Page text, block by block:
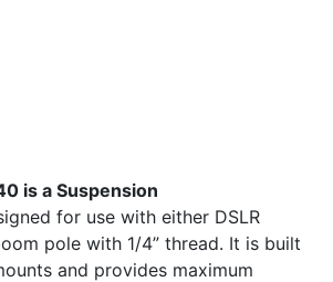
is a Suspension
for use with either DSLR
pole with 1/4” thread. It is built
and provides maximum